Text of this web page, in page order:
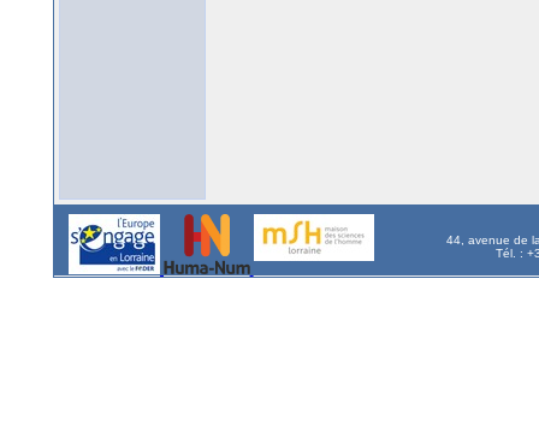
44, avenue de
Tél. :